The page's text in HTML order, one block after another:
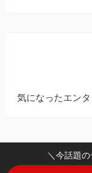
気になったエン
＼今話題